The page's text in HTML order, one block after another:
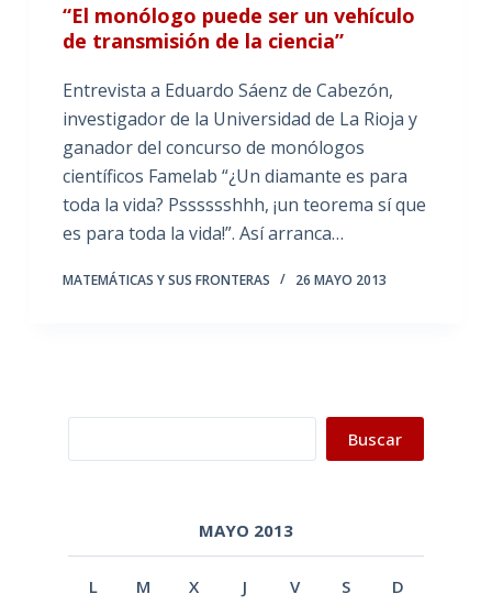
“El monólogo puede ser un vehículo
de transmisión de la ciencia”
Entrevista a Eduardo Sáenz de Cabezón,
investigador de la Universidad de La Rioja y
ganador del concurso de monólogos
científicos Famelab “¿Un diamante es para
toda la vida? Psssssshhh, ¡un teorema sí que
es para toda la vida!”. Así arranca…
MATEMÁTICAS Y SUS FRONTERAS 26 MAYO 2013
Buscar
MAYO 2013
L M X J V S D